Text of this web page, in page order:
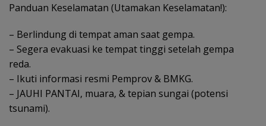
Panduan Keselamatan (Utamakan Keselamatan!):
– Berlindung di tempat aman saat gempa.
– Segera evakuasi ke tempat tinggi setelah gempa
reda.
– Ikuti informasi resmi Pemprov & BMKG.
– JAUHI PANTAI, muara, & tepian sungai (potensi
tsunami).